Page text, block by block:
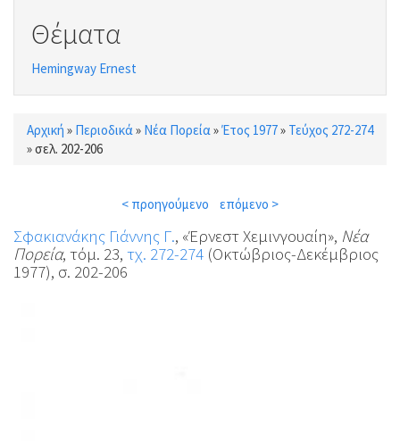
Θέματα
Hemingway Ernest
Είστε εδώ
Αρχική » Περιοδικά» Νέα Πορεία»Έτος 1977» Τεύχος 272-274
»σελ. 202-206
< προηγούμενο επόμενο >
Σφακιανάκης Γιάννης Γ., «Έρνεστ Χεμινγουαίη», Νέα
Πορεία, τόμ. 23, τχ. 272-274 (Οκτώβριος-Δεκέμβριος
1977), σ. 202-206